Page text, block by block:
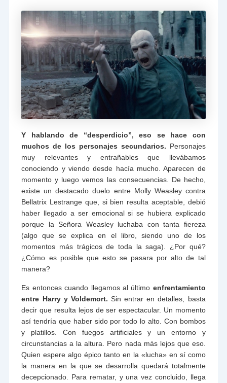
Y hablando de “desperdicio”, eso se hace con
muchos de los personajes secundarios. Personajes
muy relevantes y entrañables que llevábamos
conociendo y viendo desde hacía mucho. Aparecen de
momento y luego vemos las consecuencias. De hecho,
existe un destacado duelo entre Molly Weasley contra
Bellatrix Lestrange que, si bien resulta aceptable, debió
haber llegado a ser emocional si se hubiera explicado
porque la Señora Weasley luchaba con tanta fiereza
(algo que se explica en el libro, siendo uno de los
momentos más trágicos de toda la saga). ¿Por qué?
¿Cómo es posible que esto se pasara por alto de tal
manera?
Es entonces cuando llegamos al último enfrentamiento
entre Harry y Voldemort. Sin entrar en detalles, basta
decir que resulta lejos de ser espectacular. Un momento
así tendría que haber sido por todo lo alto. Con bombos
y platillos. Con fuegos artificiales y un entorno y
circunstancias a la altura. Pero nada más lejos que eso.
Quien espere algo épico tanto en la «lucha» en sí como
la manera en la que se desarrolla quedará totalmente
decepcionado. Para rematar, y una vez concluido, llega